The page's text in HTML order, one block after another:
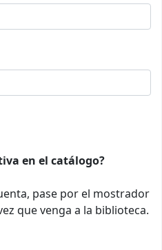
en el catálogo?
pase por el mostrador
que venga a la biblioteca.